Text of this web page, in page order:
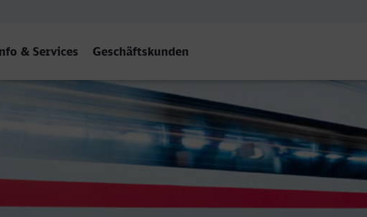
& Services Geschäftskunden
v.d. Höhe - Brandenburg Hbf